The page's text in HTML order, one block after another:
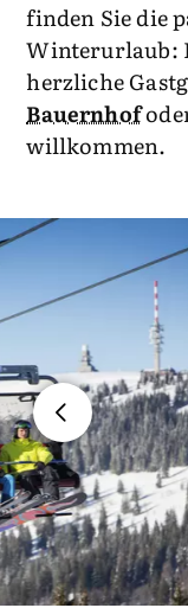
finden Sie die
Winterurlaub:
herzliche
Bauernhof
willkommen.